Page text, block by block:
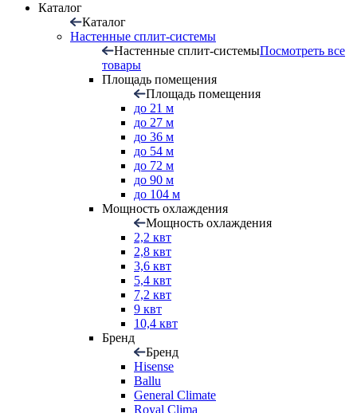
Каталог
Каталог
Настенные сплит-системы
Настенные сплит-системыПосмотреть все
товары
Площадь помещения
Площадь помещения
до 21 м
до 27 м
до 36 м
до 54 м
до 72 м
до 90 м
до 104 м
Мощность охлаждения
Мощность охлаждения
2,2 квт
2,8 квт
3,6 квт
5,4 квт
7,2 квт
9 квт
10,4 квт
Бренд
Бренд
Hisense
Ballu
General Climate
Royal Clima